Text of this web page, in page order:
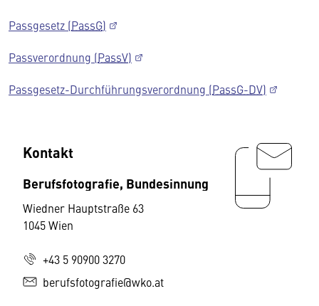
Passgesetz (PassG)
Passverordnung (PassV)
Passgesetz-Durchführungsverordnung (PassG-DV)
Kontakt
Berufsfotografie, Bundesinnung
Wiedner Hauptstraße 63
1045 Wien
+43 5 90900 3270
berufsfotografie@wko.at